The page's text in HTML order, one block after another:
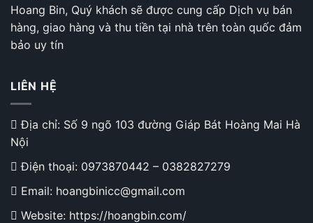
Hoang Bin, Quý khách sẽ được cung cấp Dịch vụ bán
hàng, giao hàng và thu tiền tại nhà trên toàn quốc đảm
bảo uy tín
LIÊN HỆ
Địa chỉ: Số 9 ngõ 103 đường Giáp Bát Hoàng Mai Hà
Nội
Điện thoại: 0973870442 – 0382827279
Email: hoangbinicc@gmail.com
Website: https://hoangbin.com/